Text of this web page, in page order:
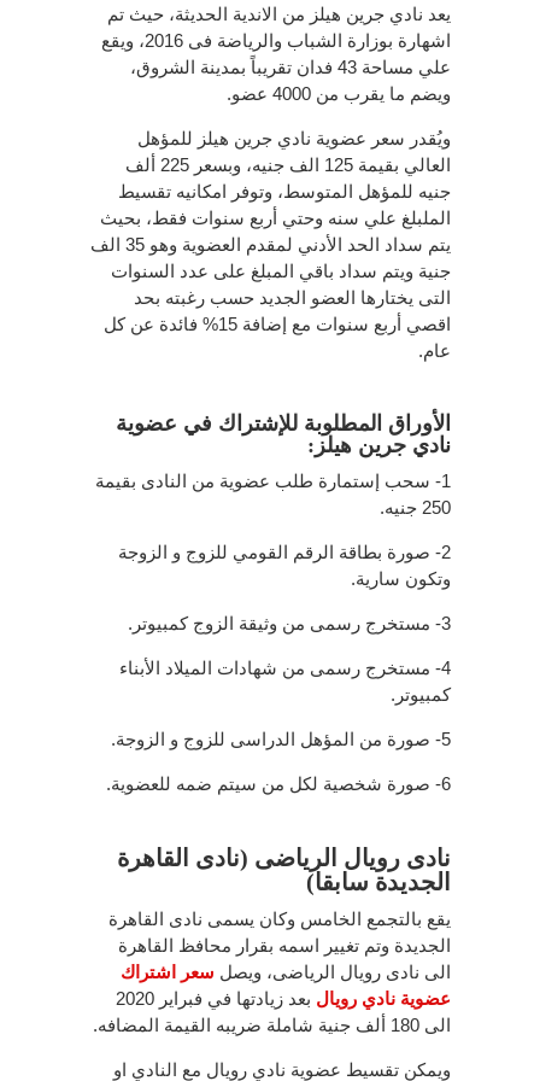
يعد نادي جرين هيلز من الاندية الحديثة، حيث تم
اشهارة بوزارة الشباب والرياضة فى 2016، ويقع
علي مساحة 43 فدان تقريباً بمدينة الشروق،
ويضم ما يقرب من 4000 عضو.
ويُقدر سعر عضوية نادي جرين هيلز للمؤهل
العالي بقيمة 125 الف جنيه، وبسعر 225 ألف
جنيه للمؤهل المتوسط، وتوفر امكانيه تقسيط
الملبلغ علي سنه وحتي أربع سنوات فقط، بحيث
يتم سداد الحد الأدني لمقدم العضوية وهو 35 الف
جنية ويتم سداد باقي المبلغ على عدد السنوات
التى يختارها العضو الجديد حسب رغبته بحد
اقصي أربع سنوات مع إضافة 15% فائدة عن كل
عام.
الأوراق المطلوبة للإشتراك في عضوية
نادي جرين هيلز:
1- سحب إستمارة طلب عضوية من النادى بقيمة
250 جنيه.
2- صورة بطاقة الرقم القومي للزوج و الزوجة
وتكون سارية.
3- مستخرج رسمى من وثيقة الزوج كمبيوتر.
4- مستخرج رسمى من شهادات الميلاد الأبناء
كمبيوتر.
5- صورة من المؤهل الدراسى للزوج و الزوجة.
6- صورة شخصية لكل من سيتم ضمه للعضوية.
نادى رويال الرياضى (نادى القاهرة
الجديدة سابقا)
يقع بالتجمع الخامس وكان يسمى نادى القاهرة
الجديدة وتم تغيير اسمه بقرار محافظ القاهرة
الى نادى رويال الرياضى، ويصل سعر اشتراك
عضوية نادي رويال
بعد زيادتها في فبراير 2020
الى 180 ألف جنية شاملة ضريبه القيمة المضافه.
ويمكن تقسيط عضوية نادي رويال مع النادي او